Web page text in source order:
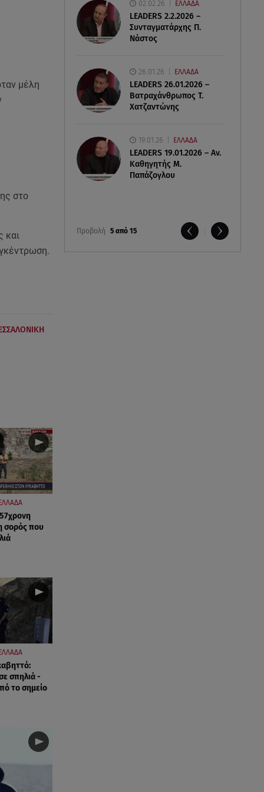
02.02.26 ΕΛΛΑΔΑ
LEADERS 2.2.2026 –
Συνταγματάρχης Π.
Νάστος
26.01.26 ΕΛΛΑΔΑ
LEADERS 26.01.2026 –
Βατραχάνθρωπος Τ.
Χατζαντώνης
19.01.26 ΕΛΛΑΔΑ
LEADERS 19.01.2026 – Αν.
Καθηγητής Μ.
Παπάζογλου
Προβολή 5 από 15
μέλη
στο
και
σορός που
σπηλιά -
το σημείο